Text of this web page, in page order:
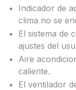
Indicador de
clima no se
El sistema de
ajustes del
Aire
caliente.
El ventilador